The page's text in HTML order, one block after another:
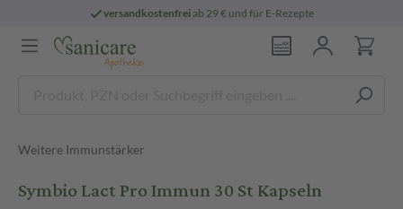
versandkostenfreiab 29 € und für E-Rezepte
Weitere Immunstärker
Symbio Lact Pro Immun 30 St Kapseln